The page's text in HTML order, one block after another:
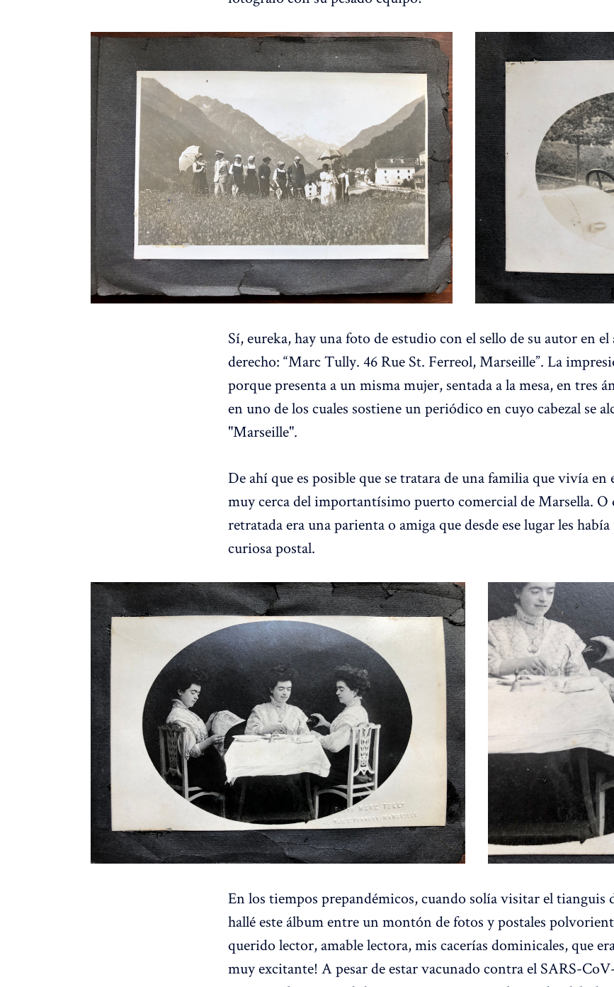
Sí, eureka, hay una foto de estudio con el sello de su autor en
derecho: “Marc Tully. 46 Rue St. Ferreol, Marseille”. La
porque presenta a un misma mujer, sentada a la mesa, en tres
en uno de los cuales sostiene un periódico en cuyo cabezal se
"Marseille".
De ahí que es posible que se tratara de una familia que vivía en
muy cerca del importantísimo puerto comercial de Marsella. O
retratada era una parienta o amiga que desde ese lugar les
curiosa postal.
En los tiempos prepandémicos, cuando solía visitar el tianguis
hallé este álbum entre un montón de fotos y postales
querido lector, amable lectora, mis cacerías dominicales, que
muy excitante! A pesar de estar vacunado contra el SARS-